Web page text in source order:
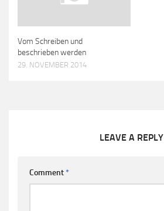
Vom Schreiben und
beschrieben werden
29. NOVEMBER 2014
LEAVE A REPLY
Comment *